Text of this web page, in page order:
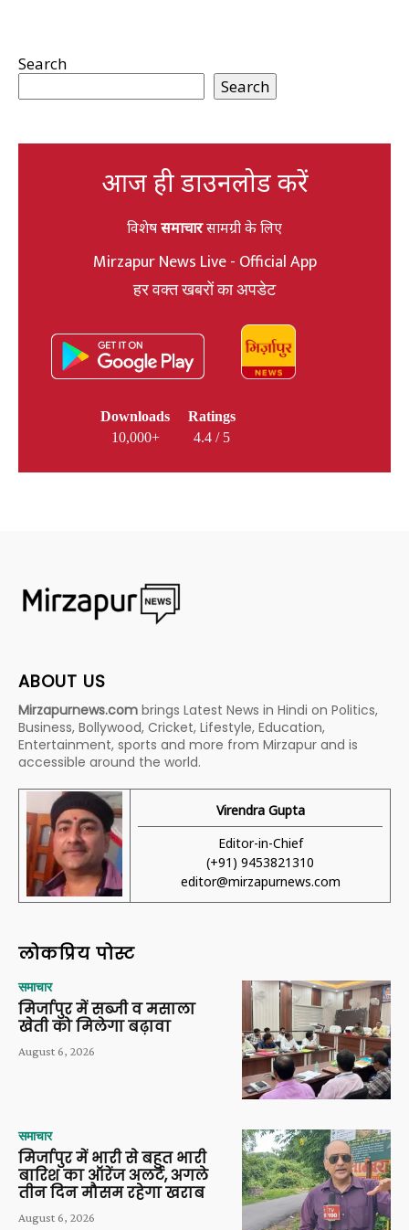
Search
Search
आज ही डाउनलोड करें
विशेषसमाचारसामग्री के लिए
Mirzapur News Live - Official App
हर वक्त खबरों का अपडेट
Downloads
10,000+
Ratings
4.4 / 5
ABOUT US
Mirzapurnews.com brings Latest News in Hindi on Politics,
Business, Bollywood, Cricket, Lifestyle, Education,
Entertainment, sports and more from Mirzapur and is
accessible around the world.
Virendra Gupta
Editor-in-Chief
(+91) 9453821310
editor@mirzapurnews.com
लोकप्रिय पोस्ट
समाचार
मिर्जापुर में सब्जी व मसाला
खेती को मिलेगा बढ़ावा
August 6, 2026
समाचार
मिर्जापुर में भारी से बहुत भारी
बारिश का ऑरेंज अलर्ट, अगले
तीन दिन मौसम रहेगा खराब
August 6, 2026